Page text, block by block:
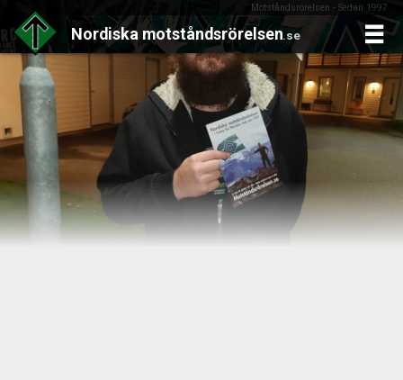
Motståndsrörelsen - Sedan 1997
Nordiska motståndsrörelsen.se
Skip
content